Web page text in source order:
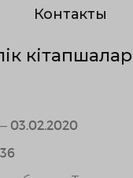
Контакты
03.02.2020